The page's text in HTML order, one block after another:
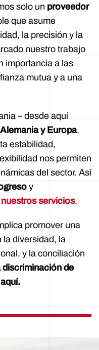
solo un proveedor
que asume
la precisión y la
nuestro trabajo
importancia a las
mutua y a una
– desde aquí
y Europa.
estabilidad,
nos permiten
del sector. Así
y
nuestros servicios.
promover una
la diversidad, la
y la conciliación
discriminación de